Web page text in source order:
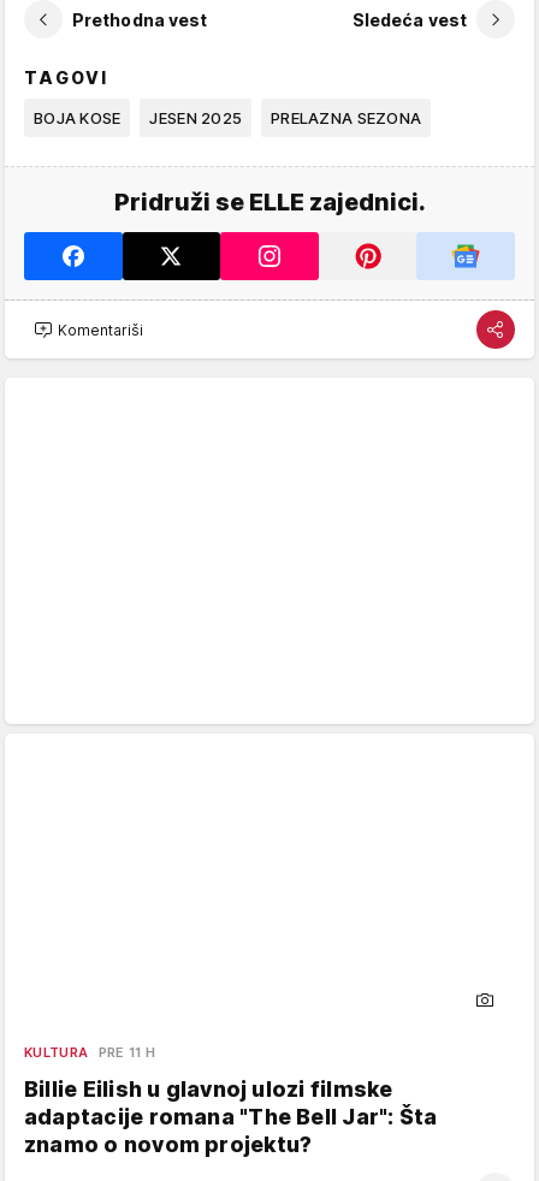
Prethodna vest Sledeća vest
TAGOVI
BOJA KOSE JESEN 2025 PRELAZNA SEZONA
Pridruži se ELLE zajednici.
Komentariši
KULTURA PRE 11 H
Billie Eilish u glavnoj ulozi filmske
adaptacije romana "The Bell Jar": Šta
znamo o novom projektu?